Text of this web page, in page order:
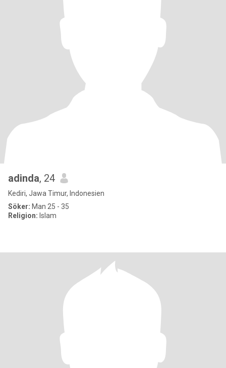
adinda, 24
Kediri, Jawa Timur, Indonesien
Söker: Man 25 - 35
Religion: Islam